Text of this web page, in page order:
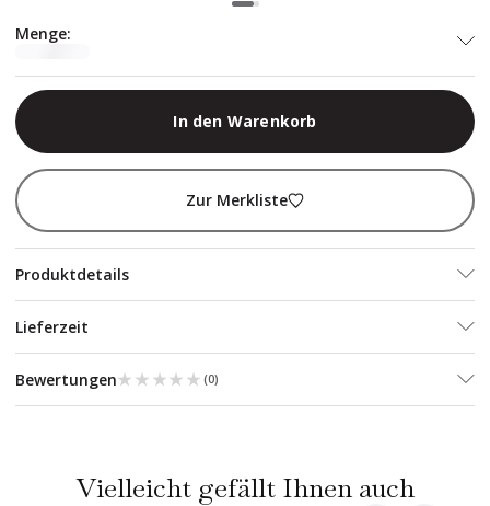
Menge:
In den Warenkorb
Zur Merkliste
Produktdetails
Lieferzeit
Bewertungen★★★★★
★★★★★ (0)
Vielleicht gefällt Ihnen auch